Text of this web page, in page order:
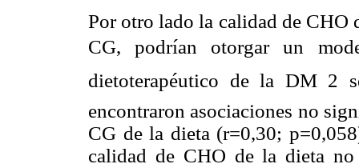
Por otro lado la calidad de CHO
CG, podrían otorgar un
dietoterapéutico de la DM 2
encontraron asociaciones no
CG de la dieta (r=0,30;
calidad de CHO de la dieta